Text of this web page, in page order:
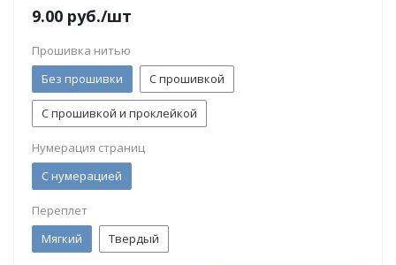
9.00 руб./шт
Прошивка нитью
Без прошивки
С прошивкой
С прошивкой и проклейкой
Нумерация страниц
С нумерацией
Переплет
Мягкий
Твердый